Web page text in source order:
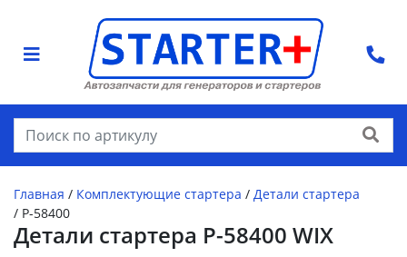
Найти
Главная / Комплектующие стартера / Детали стартера
/ P-58400
Детали стартера P-58400 WIX